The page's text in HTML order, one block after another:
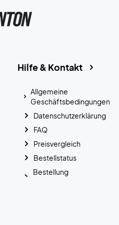
Hilfe & Kontakt
Allgemeine
Geschäftsbedingungen
Datenschutzerklärung
FAQ
Preisvergleich
Bestellstatus
Bestellung